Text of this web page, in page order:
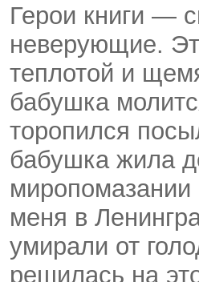
Герои книги —
неверующие.
теплотой и
бабушка
торопился
бабушка жила
меня в
умирали от
решилась на